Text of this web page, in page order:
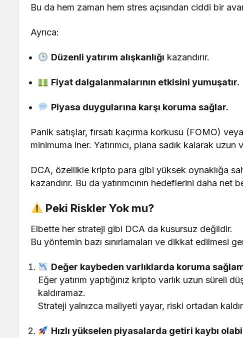
Bu da hem zaman hem stres açısından ciddi bir
Ayrıca:
Düzenli yatırım alışkanlığı kazandırır.
Fiyat dalgalanmalarının etkisini yumuşatır.
Piyasa duygularına karşı koruma sağlar.
Panik satışlar, fırsatı kaçırma korkusu (FOMO)
minimuma iner. Yatırımcı, plana sadık kalarak
DCA, özellikle kripto para gibi yüksek oynaklığa
kazandırır. Bu da yatırımcının hedeflerini daha net
Peki Riskler Yok mu?
Elbette her strateji gibi DCA da kusursuz değildir.
Bu yöntemin bazı sınırlamaları ve dikkat edilmesi
Değer kaybeden varlıklarda koruma
Eğer yatırım yaptığınız kripto varlık uzun süreli
kaldıramaz.
Strateji yalnızca maliyeti yayar, riski ortadan
Hızlı yükselen piyasalarda getiri kaybı